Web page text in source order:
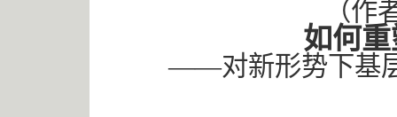
（
如何
——对新形势下基